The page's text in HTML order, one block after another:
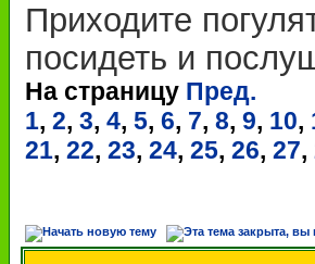
Приходите
посидеть и
На страницу Пред.
1, 2, 3, 4, 5, 6, 7, 8, 9, 10,
21, 22, 23, 24, 25, 26, 27,